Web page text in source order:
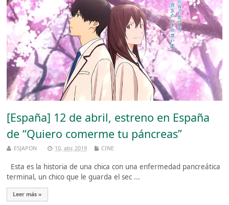
[España] 12 de abril, estreno en España
de “Quiero comerme tu páncreas”
ESJAPON 10, abr, 2019 CINE
Esta es la historia de una chica con una enfermedad pancreática
terminal, un chico que le guarda el sec ...
Leer más »